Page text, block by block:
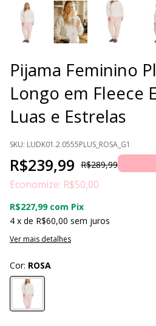
Pijama Feminino
Longo em Fleece
Luas e Estrelas
SKU: LUDK01.2.0555PLUS_ROSA_G1
R$239,99 R$289,99
Economize: R$50,00
R$227,99 com Pix
4 x de R$60,00 sem juros
Ver mais detalhes
Cor: ROSA